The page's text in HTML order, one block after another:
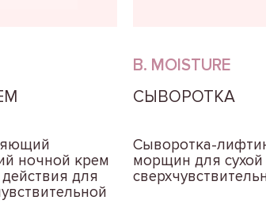
ночной крем
для
B. MOISTURE
СЫВОРОТКА
Сыворотка-
морщин для сухой